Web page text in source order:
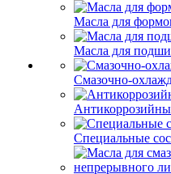
Масла для
Масла для
Смазочно-
Специальные